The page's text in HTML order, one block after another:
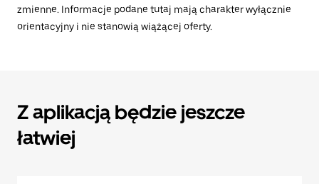
zmienne. Informacje podane tutaj mają charakter wyłącznie
orientacyjny i nie stanowią wiążącej oferty.
Z aplikacją będzie jeszcze
łatwiej